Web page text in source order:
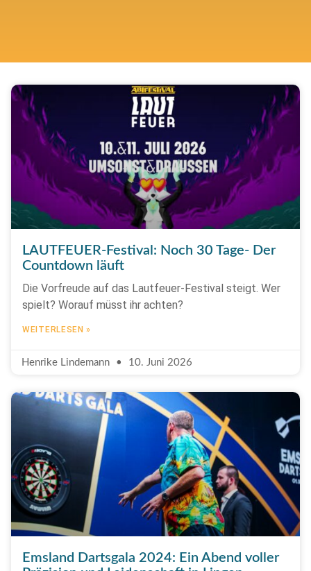
LAUTFEUER-Festival: Noch 30 Tage- Der
Countdown läuft
Die Vorfreude auf das Lautfeuer-Festival steigt. Wer
spielt? Worauf müsst ihr achten?
WEITERLESEN »
Henrike Lindemann 10. Juni 2026
Emsland Dartsgala 2024: Ein Abend voller